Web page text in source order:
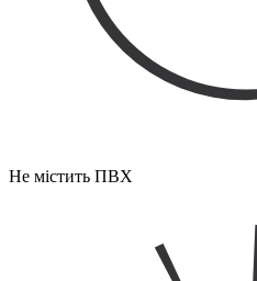
Не містить ПВХ